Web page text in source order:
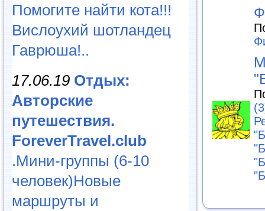
Помогите найти кота!!!
Вислоухий шотландец
Гаврюша!..
17.06.19 Отдых:
Авторские
путешествия.
ForeverTravel.club
.Мини-группы (6-10
человек)Новые
маршруты и